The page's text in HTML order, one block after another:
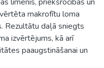
makrofītu loma
Rezultātu daļā sniegts
izvērtējums, kā arī
paaugstināšanai un